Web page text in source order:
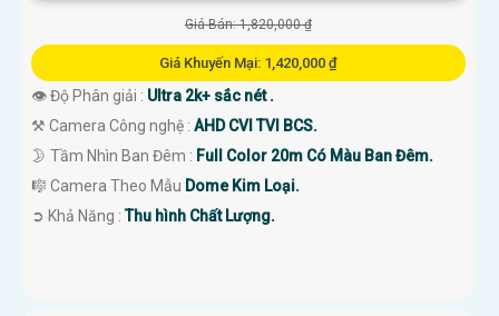
Giá Bán: 1,820,000 ₫
Giá Khuyến Mại: 1,420,000 ₫
👁 Độ Phân giải : Ultra 2k+ sắc nét .
⚒ Camera Công nghệ : AHD CVI TVI BCS.
🌛 Tầm Nhìn Ban Đêm : Full Color 20m Có Màu Ban Đêm.
🎼️ Camera Theo Mẫu Dome Kim Loại.
️➲ Khả Năng :Thu hình Chất Lượng.